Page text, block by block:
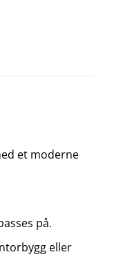
et moderne
på.
eller